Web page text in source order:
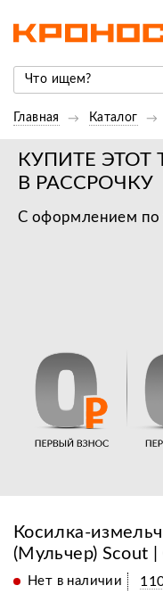
Главная Каталог
КУПИТЕ ЭТОТ
В РАССРОЧКУ
С оформлением по
Косилка-
(Мульчер) Scout
Нет в наличии